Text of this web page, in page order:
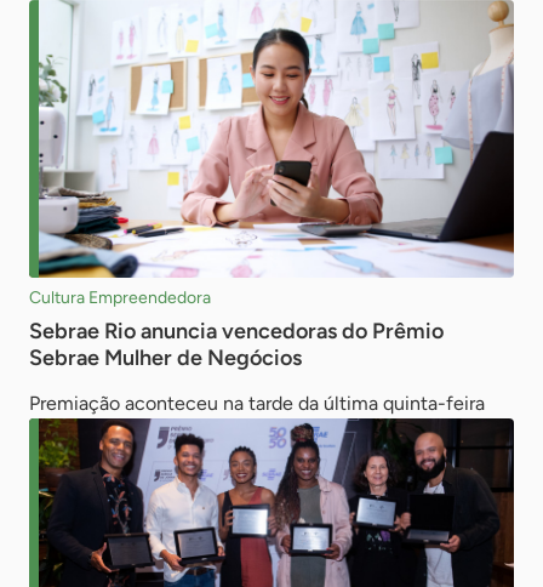
Cultura Empreendedora
Sebrae Rio anuncia vencedoras do Prêmio
Sebrae Mulher de Negócios
Premiação aconteceu na tarde da última quinta-feira